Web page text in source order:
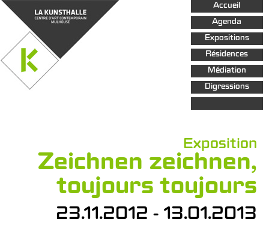
Aller au
contenu
principal
Accueil
Agenda
Expositions
Résidences
Médiation
Digressions
Exposition
Zeichnen zeichnen,
toujours toujours
23.11.2012 - 13.01.2013